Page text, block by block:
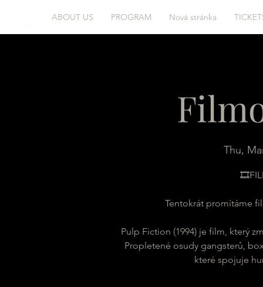
ABOUT US PROGRAM Nová stránka
Thu,
Tentokrát promítáme
Pulp Fiction (1994) je film, který
Propletené osudy gangsterů,
které spojuje